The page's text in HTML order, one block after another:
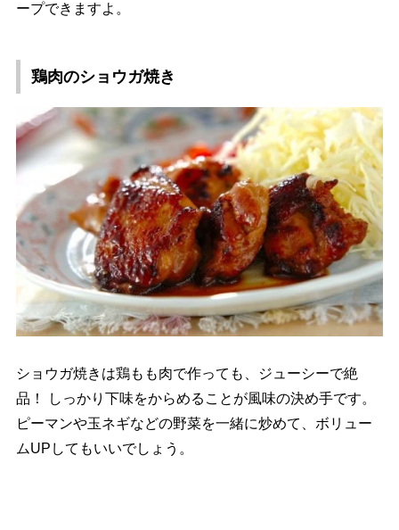
ープできますよ。
鶏肉のショウガ焼き
ショウガ焼きは鶏もも肉で作っても、ジューシーで絶
品！ しっかり下味をからめることが風味の決め手です。
ピーマンや玉ネギなどの野菜を一緒に炒めて、ボリュー
ムUPしてもいいでしょう。